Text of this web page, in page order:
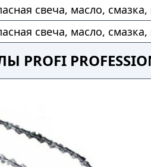
свеча, масло,
свеча, масло,
PROFI